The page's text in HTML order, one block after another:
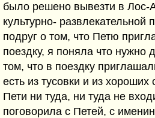
было решено вывезти в Лос-
культурно- развлекательной
подруг о том, что Петю
поездку, я поняла что нужно
том, что в поездку
есть из тусовки и из
Пети ни туда, ни туда не
поговорила с Петей, с